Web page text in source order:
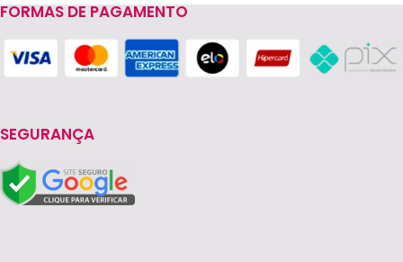
FORMAS DE PAGAMENTO
SEGURANÇA